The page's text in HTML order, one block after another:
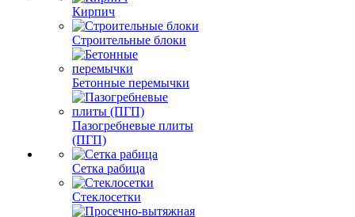
Кирпич
Строительные блоки
Бетонные перемычки
Пазогребневые плиты
(ПГП)
Сетка рабица
Стеклосетки